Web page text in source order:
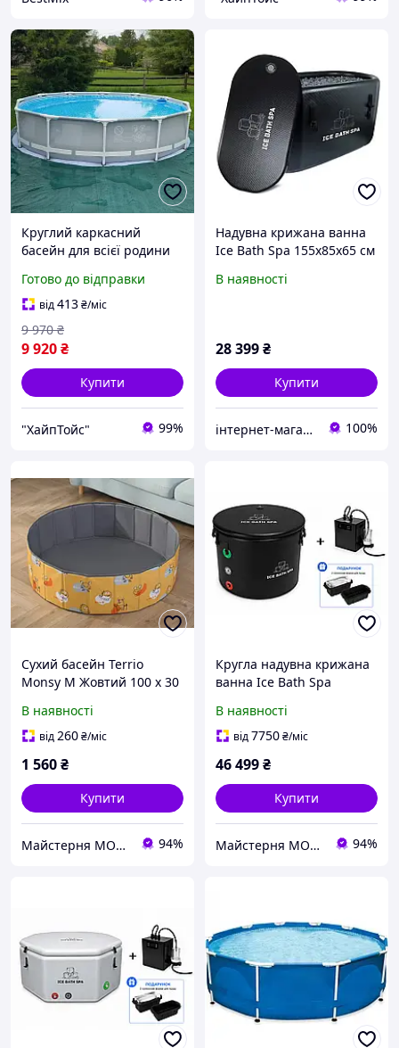
Круглий каркасний
басейн для всієї родини
Готово до відправки
від413₴/міс
9 920₴
9 970 ₴
Купити
"ХайпТойс" 99%
Надувна крижана ванна
Ice Bath Spa 155х85х65 см
В наявності
28 399₴
Купити
інтернет-магазин "Просто меблі STORE" 100%
Сухий басейн Terrio
Monsy M Жовтий 100 х 30
В наявності
від260₴/міс
1 560₴
Купити
Майстерня MOKOTOW 94%
Кругла надувна крижана
ванна Ice Bath Spa
професійним чилером
охолодження води
В наявності
від7750₴/міс
46 499₴
Купити
Майстерня MOKOTOW 94%